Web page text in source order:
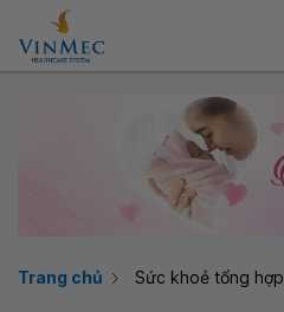
Trang chủ Sức khoẻ tổng hợp